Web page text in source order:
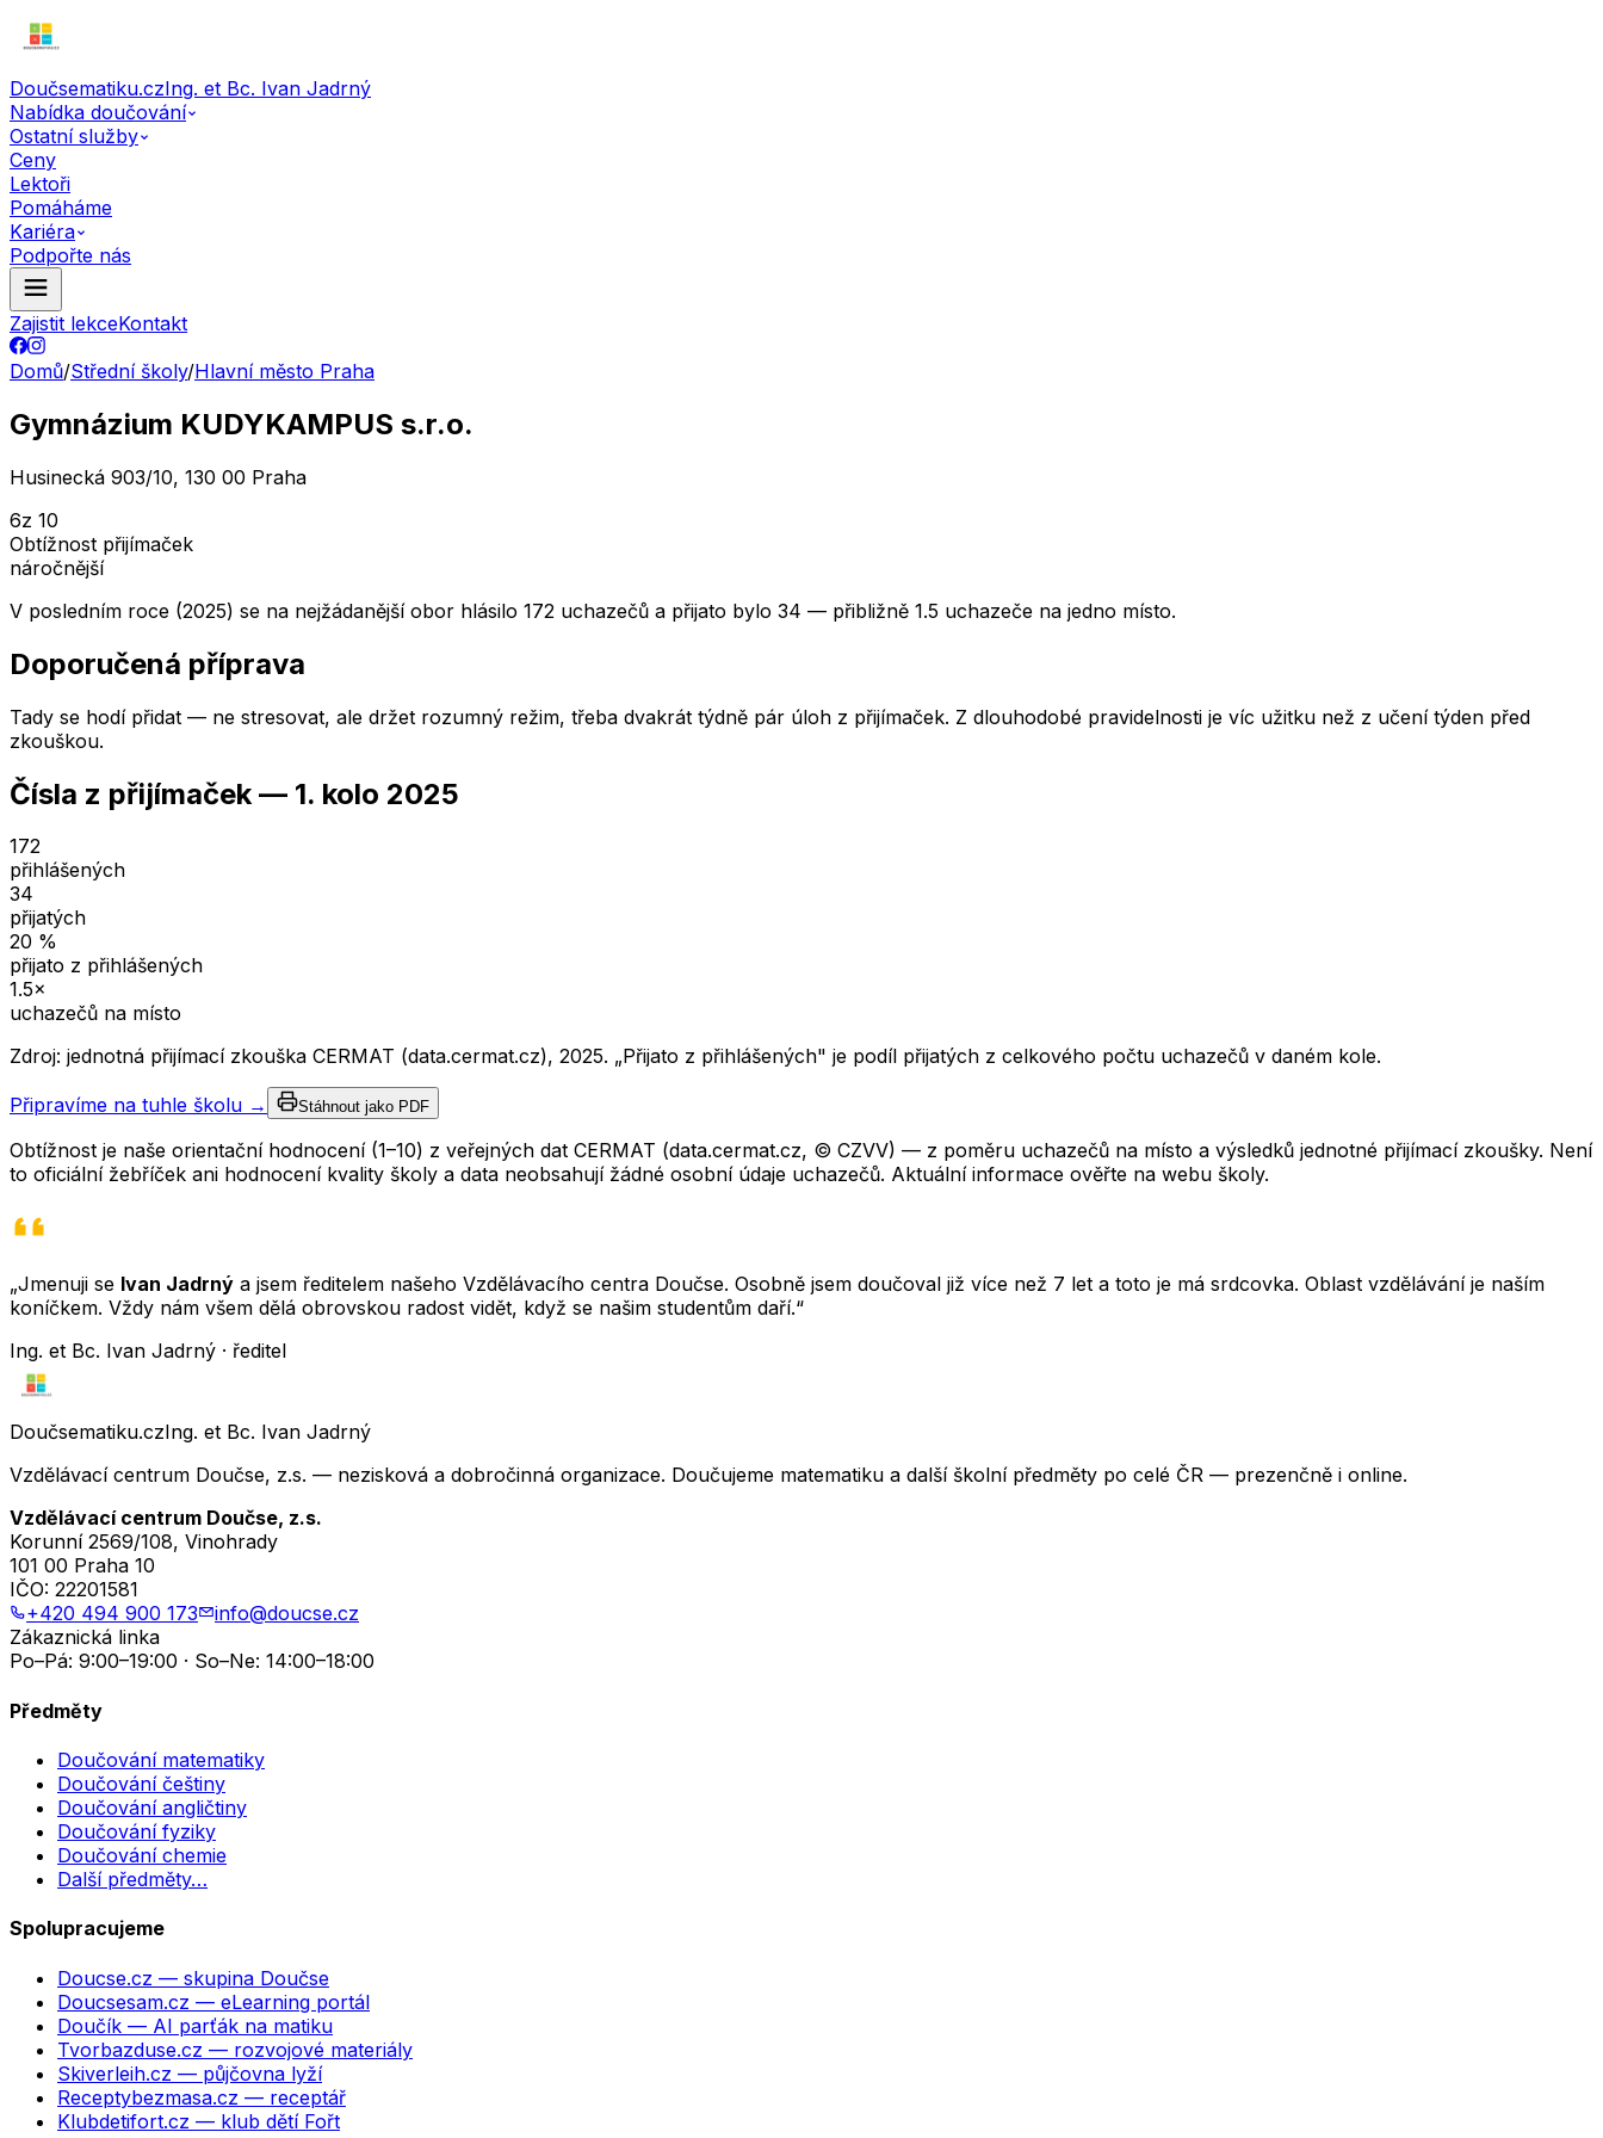
Doučsematiku.czIng. et Bc. Ivan Jadrný
Nabídka doučování
Ostatní služby
Ceny
Lektoři
Pomáháme
Kariéra
Podpořte nás
Zajistit lekceKontakt
Domů/Střední školy/Hlavní město Praha
Gymnázium KUDYKAMPUS s.r.o.
Husinecká 903/10, 130 00 Praha
6z 10
Obtížnost přijímaček
náročnější
V posledním roce (2025) se na nejžádanější obor hlásilo 172 uchazečů a přijato bylo 34 — přibližně 1.5 uchazeče na jedno místo.
Doporučená příprava
Tady se hodí přidat — ne stresovat, ale držet rozumný režim, třeba dvakrát týdně pár úloh z přijímaček. Z dlouhodobé pravidelnosti je víc užitku než z učení týden před
zkouškou.
Čísla z přijímaček — 1. kolo 2025
172
přihlášených
34
přijatých
20 %
přijato z přihlášených
1.5×
uchazečů na místo
Zdroj: jednotná přijímací zkouška CERMAT (data.cermat.cz), 2025. „Přijato z přihlášených" je podíl přijatých z celkového počtu uchazečů v daném kole.
Připravíme na tuhle školu → Stáhnout jako PDF
Obtížnost je naše orientační hodnocení (1–10) z veřejných dat CERMAT (data.cermat.cz, © CZVV) — z poměru uchazečů na místo a výsledků jednotné přijímací zkoušky. Není
to oficiální žebříček ani hodnocení kvality školy a data neobsahují žádné osobní údaje uchazečů. Aktuální informace ověřte na webu školy.
„Jmenuji se Ivan Jadrný a jsem ředitelem našeho Vzdělávacího centra Doučse. Osobně jsem doučoval již více než 7 let a toto je má srdcovka. Oblast vzdělávání je naším
koníčkem. Vždy nám všem dělá obrovskou radost vidět, když se našim studentům daří.“
Ing. et Bc. Ivan Jadrný · ředitel
Doučsematiku.czIng. et Bc. Ivan Jadrný
Vzdělávací centrum Doučse, z.s. — nezisková a dobročinná organizace. Doučujeme matematiku a další školní předměty po celé ČR — prezenčně i online.
Vzdělávací centrum Doučse, z.s.
Korunní 2569/108, Vinohrady
101 00 Praha 10
IČO: 22201581
+420 494 900 173
info@doucse.cz
Zákaznická linka
Po–Pá: 9:00–19:00 · So–Ne: 14:00–18:00
Předměty
Doučování matematiky
Doučování češtiny
Doučování angličtiny
Doučování fyziky
Doučování chemie
Další předměty…
Spolupracujeme
Doucse.cz — skupina Doučse
Doucsesam.cz — eLearning portál
Doučík — AI parťák na matiku
Tvorbazduse.cz — rozvojové materiály
Skiverleih.cz — půjčovna lyží
Receptybezmasa.cz — receptář
Klubdetifort.cz — klub dětí Fořt